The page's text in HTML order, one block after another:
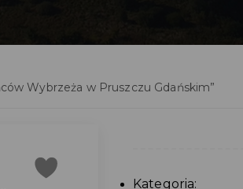
Wybrzeża w Pruszczu Gdańskim”
Kategoria: